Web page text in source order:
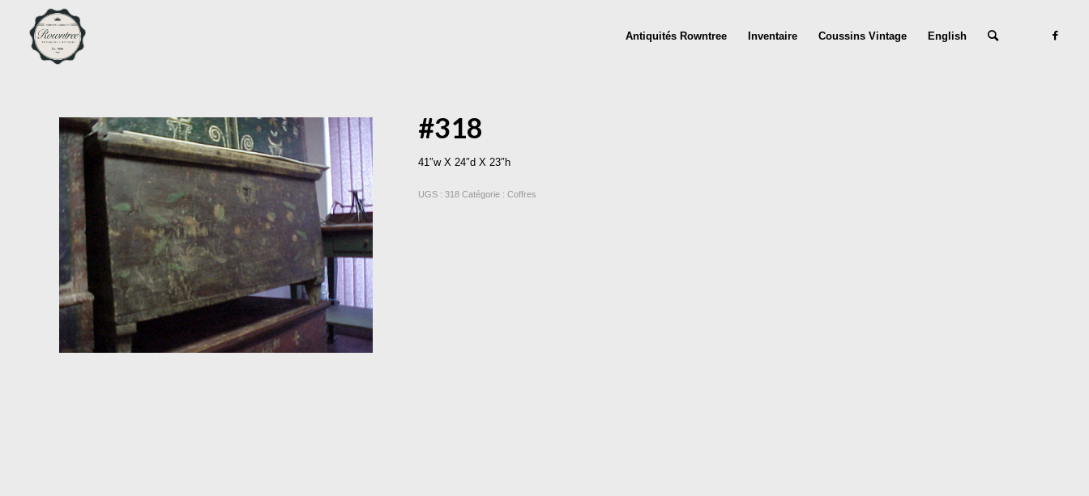
Antiquités Rowntree Inventaire Coussins Vintage English
#318
41″w X 24″d X 23″h
UGS :318 Catégorie :Coffres